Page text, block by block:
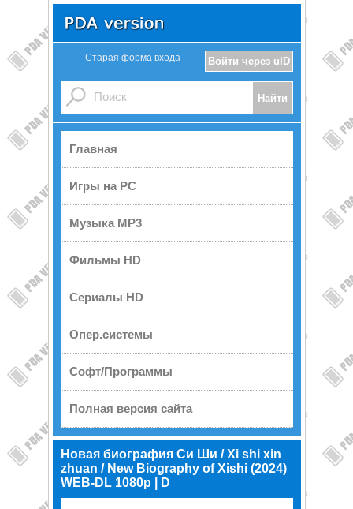
Войти через uID
Старая форма входа
Главная
Игры на PC
Музыка MP3
Фильмы HD
Сериалы HD
Опер.системы
Софт/Программы
Полная версия сайта
Новая биография Си Ши / Xi shi xin
zhuan / New Biography of Xishi (2024)
WEB-DL 1080p | D